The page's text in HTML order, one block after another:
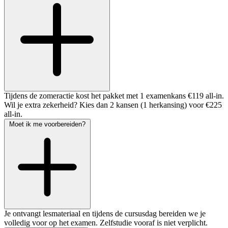
Tijdens de zomeractie kost het pakket met 1 examenkans €119 all-in.
Wil je extra zekerheid? Kies dan 2 kansen (1 herkansing) voor €225
all-in.
Moet ik me voorbereiden?
Je ontvangt lesmateriaal en tijdens de cursusdag bereiden we je
volledig voor op het examen. Zelfstudie vooraf is niet verplicht.